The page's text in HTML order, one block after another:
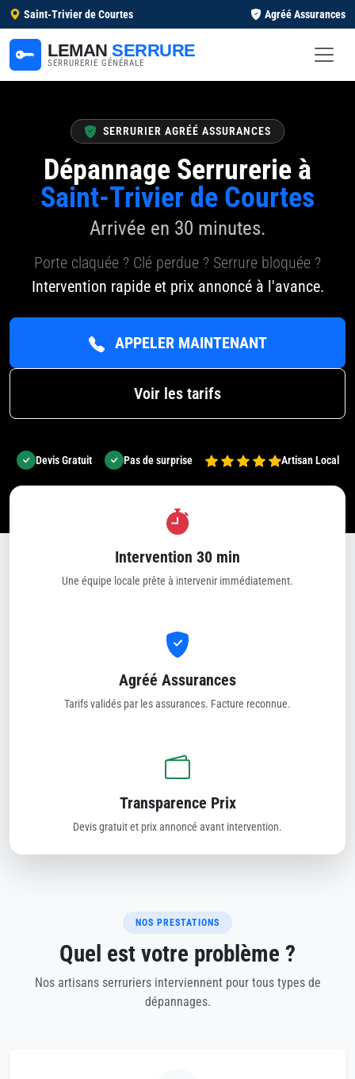
Saint-Trivier de Courtes Agréé Assurances
LEMAN SERRURE
SERRURERIE GÉNÉRALE
SERRURIER AGRÉÉ ASSURANCES
Dépannage Serrurerie à
Saint-Trivier de Courtes
Arrivée en 30 minutes.
Porte claquée ? Clé perdue ? Serrure bloquée ?
Intervention rapide et prix annoncé à l'avance.
APPELER MAINTENANT
Voir les tarifs
Devis Gratuit Pas de surprise Artisan Local
Intervention 30 min
Une équipe locale prête à intervenir immédiatement.
Agréé Assurances
Tarifs validés par les assurances. Facture reconnue.
Transparence Prix
Devis gratuit et prix annoncé avant intervention.
NOS PRESTATIONS
Quel est votre problème ?
Nos artisans serruriers interviennent pour tous types de
dépannages.